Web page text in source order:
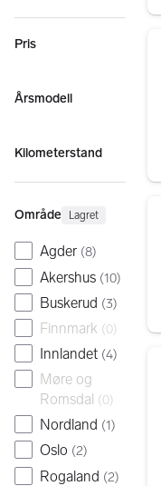
Pris
Årsmodell
Kilometerstand
Område Lagret
Agder (8)
Akershus (10)
Buskerud (3)
Finnmark (0)
Innlandet (4)
Møre og
Romsdal (0)
Nordland (1)
Oslo (2)
Rogaland (2)